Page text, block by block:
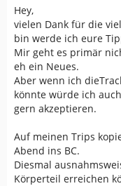
Hey,
vielen Dank für die
bin werde ich eure
Mir geht es primär
eh ein Neues.
Aber wenn ich
könnte würde ich
gern akzeptieren.
Auf meinen Trips
Abend ins BC.
Diesmal
Körperteil erreichen